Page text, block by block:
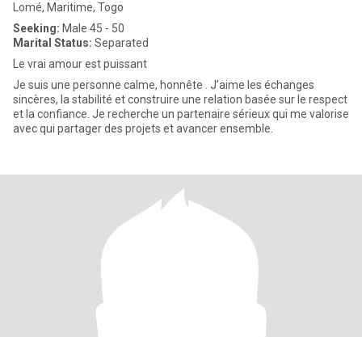
Lomé, Maritime, Togo
Seeking: Male 45 - 50
Marital Status: Separated
Le vrai amour est puissant
Je suis une personne calme, honnête . J’aime les échanges
sincères, la stabilité et construire une relation basée sur le respect
et la confiance. Je recherche un partenaire sérieux qui me valorise
avec qui partager des projets et avancer ensemble.